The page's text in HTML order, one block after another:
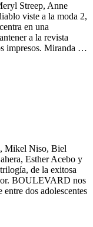
Streep, Anne
viste a la moda 2,
en una
a la revista
impresos. Miranda …
Mikel Niso, Biel
Esther Acebo y
de la exitosa
BOULEVARD nos
dos adolescentes